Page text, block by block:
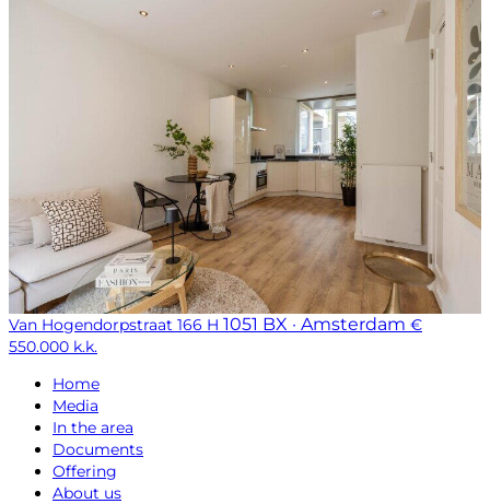
Van Hogendorpstraat 166 H 1051 BX · Amsterdam €
550.000 k.k.
Home
Media
In the area
Documents
Offering
About us